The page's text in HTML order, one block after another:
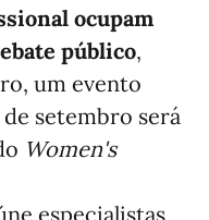
ocupam
público,
um evento
setembro será
Women's
especialistas